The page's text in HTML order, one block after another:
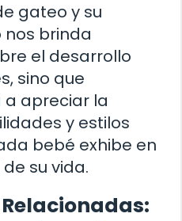
gateo y su
nos brinda
el desarrollo
sino que
apreciar la
y estilos
bebé exhibe en
su vida.